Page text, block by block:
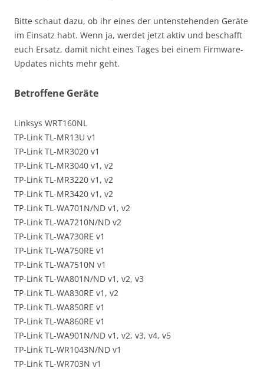
Bitte schaut dazu, ob ihr eines der untenstehenden Geräte
im Einsatz habt. Wenn ja, werdet jetzt aktiv und beschafft
euch Ersatz, damit nicht eines Tages bei einem Firmware-
Updates nichts mehr geht.
Betroffene Geräte
Linksys WRT160NL
TP-Link TL-MR13U v1
TP-Link TL-MR3020 v1
TP-Link TL-MR3040 v1, v2
TP-Link TL-MR3220 v1, v2
TP-Link TL-MR3420 v1, v2
TP-Link TL-WA701N/ND v1, v2
TP-Link TL-WA7210N/ND v2
TP-Link TL-WA730RE v1
TP-Link TL-WA750RE v1
TP-Link TL-WA7510N v1
TP-Link TL-WA801N/ND v1, v2, v3
TP-Link TL-WA830RE v1, v2
TP-Link TL-WA850RE v1
TP-Link TL-WA860RE v1
TP-Link TL-WA901N/ND v1, v2, v3, v4, v5
TP-Link TL-WR1043N/ND v1
TP-Link TL-WR703N v1